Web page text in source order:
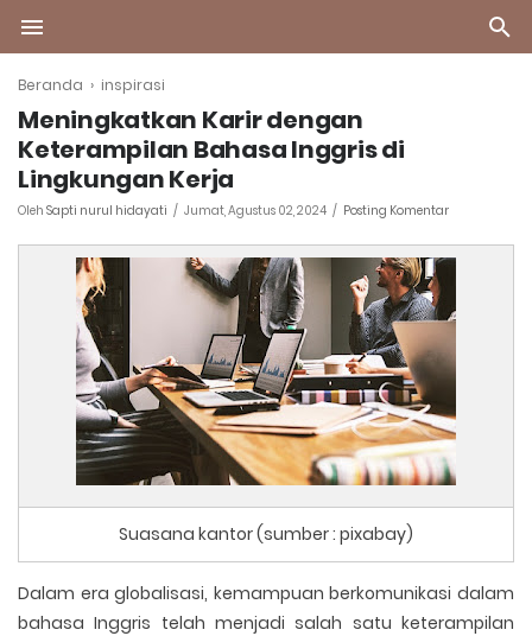
Beranda › inspirasi
Meningkatkan Karir dengan
Keterampilan Bahasa Inggris di
Lingkungan Kerja
Oleh Sapti nurul hidayati Jumat, Agustus 02, 2024 Posting Komentar
Suasana kantor (sumber : pixabay)
Dalam era globalisasi, kemampuan berkomunikasi dalam
bahasa Inggris telah menjadi salah satu keterampilan